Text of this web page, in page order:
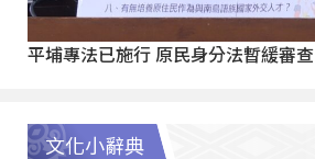
平埔專法已施行 原民身分法暫緩審查
文化小辭典